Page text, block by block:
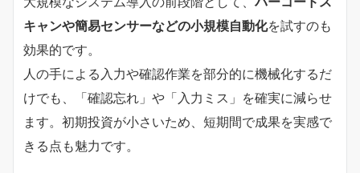
キャンや簡易センサーなどの小規模自動化を試すのも
効果的です。
人の手による入力や確認作業を部分的に機械化するだ
けでも、「確認忘れ」や「入力ミス」を確実に減らせ
ます。初期投資が小さいため、短期間で成果を実感で
きる点も魅力です。